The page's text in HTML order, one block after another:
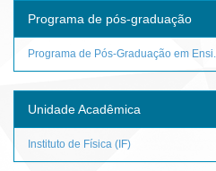
Programa de pós-graduação
Programa de Pós-Graduação em Ensi...
Unidade Acadêmica
Instituto de Física (IF)